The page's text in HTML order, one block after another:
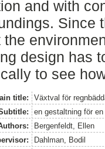
and with
Since
the
design has
to see
title:
Växtval för
en gestaltning för
Bergenfeldt, Ellen
Dahlman, Bodil